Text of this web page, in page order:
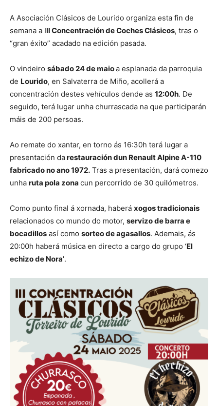
A Asociación Clásicos de Lourido organiza esta fin de
semana a III Concentración de Coches Clásicos, tras o
“gran éxito” acadado na edición pasada.
O vindeiro sábado 24 de maioa esplanada da parroquia
de Lourido, en Salvaterra de Miño, acollerá a
concentración destes vehículos dende as 12:00h. De
seguido, terá lugar unha churrascada na que participarán
máis de 200 persoas.
Ao remate do xantar, en torno ás 16:30h terá lugar a
presentación darestauración dun Renault Alpine A-110
fabricado no ano 1972. Tras a presentación, dará comezo
unha ruta pola zona cun percorrido de 30 quilómetros.
Como punto final á xornada, haberá xogos tradicionais
relacionados co mundo do motor, servizo de barra e
bocadillos así como sorteo de agasallos. Ademais, ás
20:00h haberá música en directo a cargo do grupo ‘El
echizo de Nora’.